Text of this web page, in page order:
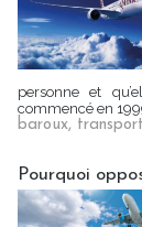
personne et
commencé en
baroux,
Pourquoi